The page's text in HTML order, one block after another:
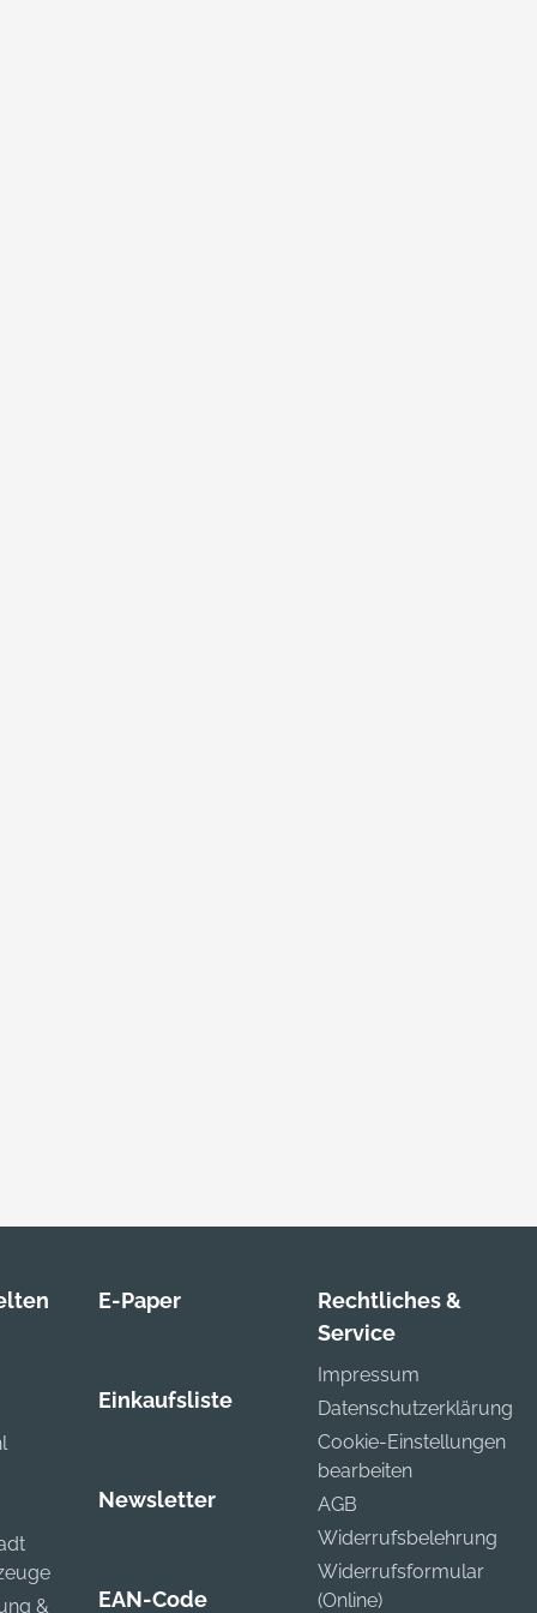
&
E-Paper
Einkaufsliste
Newsletter
EAN-Code
Rechtliches &
Service
Impressum
Datenschutzerklärung
Cookie-Einstellungen
bearbeiten
AGB
Widerrufsbelehrung
Widerrufsformular
(Online)